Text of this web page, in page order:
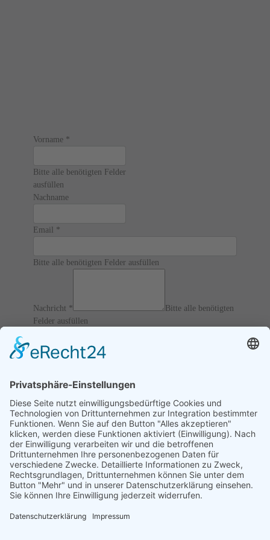
Vorname *
Bitte alle benötigten Felder
ausfüllen
Nachname
Email *
Bitte alle benötigten Felder ausfüllen
Nachricht *
Bitte alle benötigten
Felder ausfüllen
Ich akzeptiere die AGBs
ich die Informationen verbunden mit den
GDPR gelesen habe.
Senden
Home
Impressum
Datenschutz
Verfahrensverzeichnis